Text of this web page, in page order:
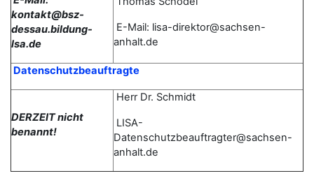
kontakt@bsz-
dessau.bildung-
lsa.de
E-Mail: lisa-direktor@sachsen-
anhalt.de
Datenschutzbeauftragte
DERZEIT nicht
benannt!
Herr Dr. Schmidt
LISA-
Datenschutzbeauftragter@sachsen-
anhalt.de